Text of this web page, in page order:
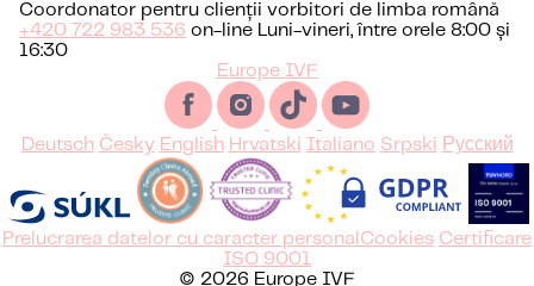
Coordonator pentru clienții vorbitori de limba română
+420 722 983 536 on-line Luni-vineri, între orele 8:00 și
16:30
Europe IVF
Deutsch Česky English Hrvatski Italiano Srpski Русский
Prelucrarea datelor cu caracter personal Cookies Certificare
ISO 9001
© 2026 Europe IVF